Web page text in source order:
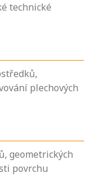
technické
plechových
geometrických
povrchu